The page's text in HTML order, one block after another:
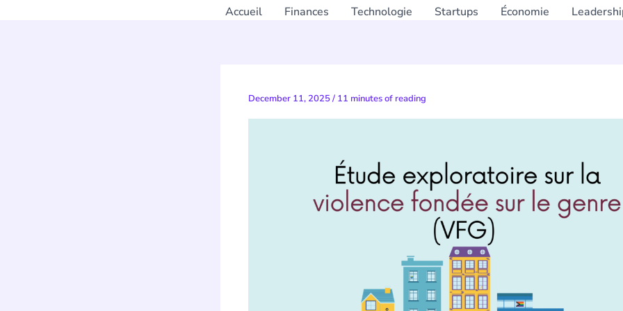
Accueil Finances Technologie Startups Économie
December 11, 2025/ 11 minutes of reading